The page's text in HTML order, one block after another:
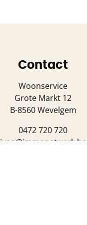
Contact
Woonservice
Grote Markt 12
B-8560 Wevelgem
0472 720 720
ivan@immonetwerk.be